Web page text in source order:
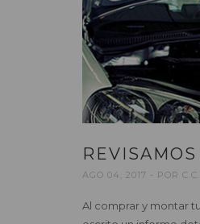
REVISAMOS
AGO 04, 2017 POR
Al comprar y montar